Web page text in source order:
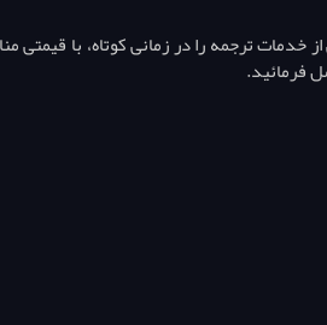
ترجمه را در زمانی کوتاه، با قیمتی
فرمائید.